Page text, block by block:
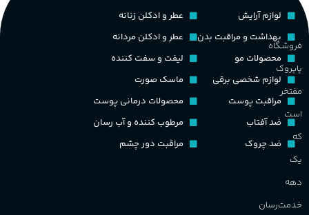
پخش بو
کشور مبدا برند
طبع
گروه بویایی
چوبی میوه‌ای مرکباتی
PA_بخش-بو
میوه‌ها و مرکبات، وانیل،
نت‌های چوبی
فروشگاه
پاپروک
مفتخر
است
که
یک
دهه
خدمت‌رسان
لوازم آرایش
بهداشت و مراقبت بدن
محصولات مو
لوازم شخصی برقی
مراقبت پوست
ضد آفتاب
ضد چروک
عطر و ادکلن زنانه
عطر و ادکلن مردانه
لیفت و سفت کننده
ماسک صورت
محصولات درمانی پوست
مرطوب کننده و آب رسان
مراقبت دور چشم